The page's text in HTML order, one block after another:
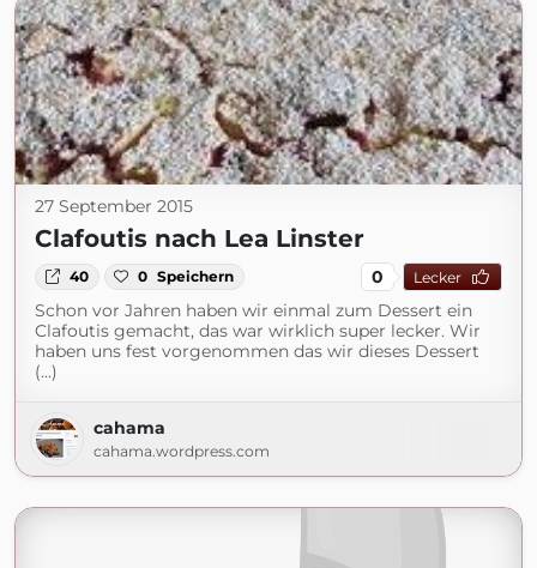
27 September 2015
Clafoutis nach Lea Linster
40 0 Speichern 0 Lecker
Schon vor Jahren haben wir einmal zum Dessert ein
Clafoutis gemacht, das war wirklich super lecker. Wir
haben uns fest vorgenommen das wir dieses Dessert
(...)
cahama
cahama.wordpress.com